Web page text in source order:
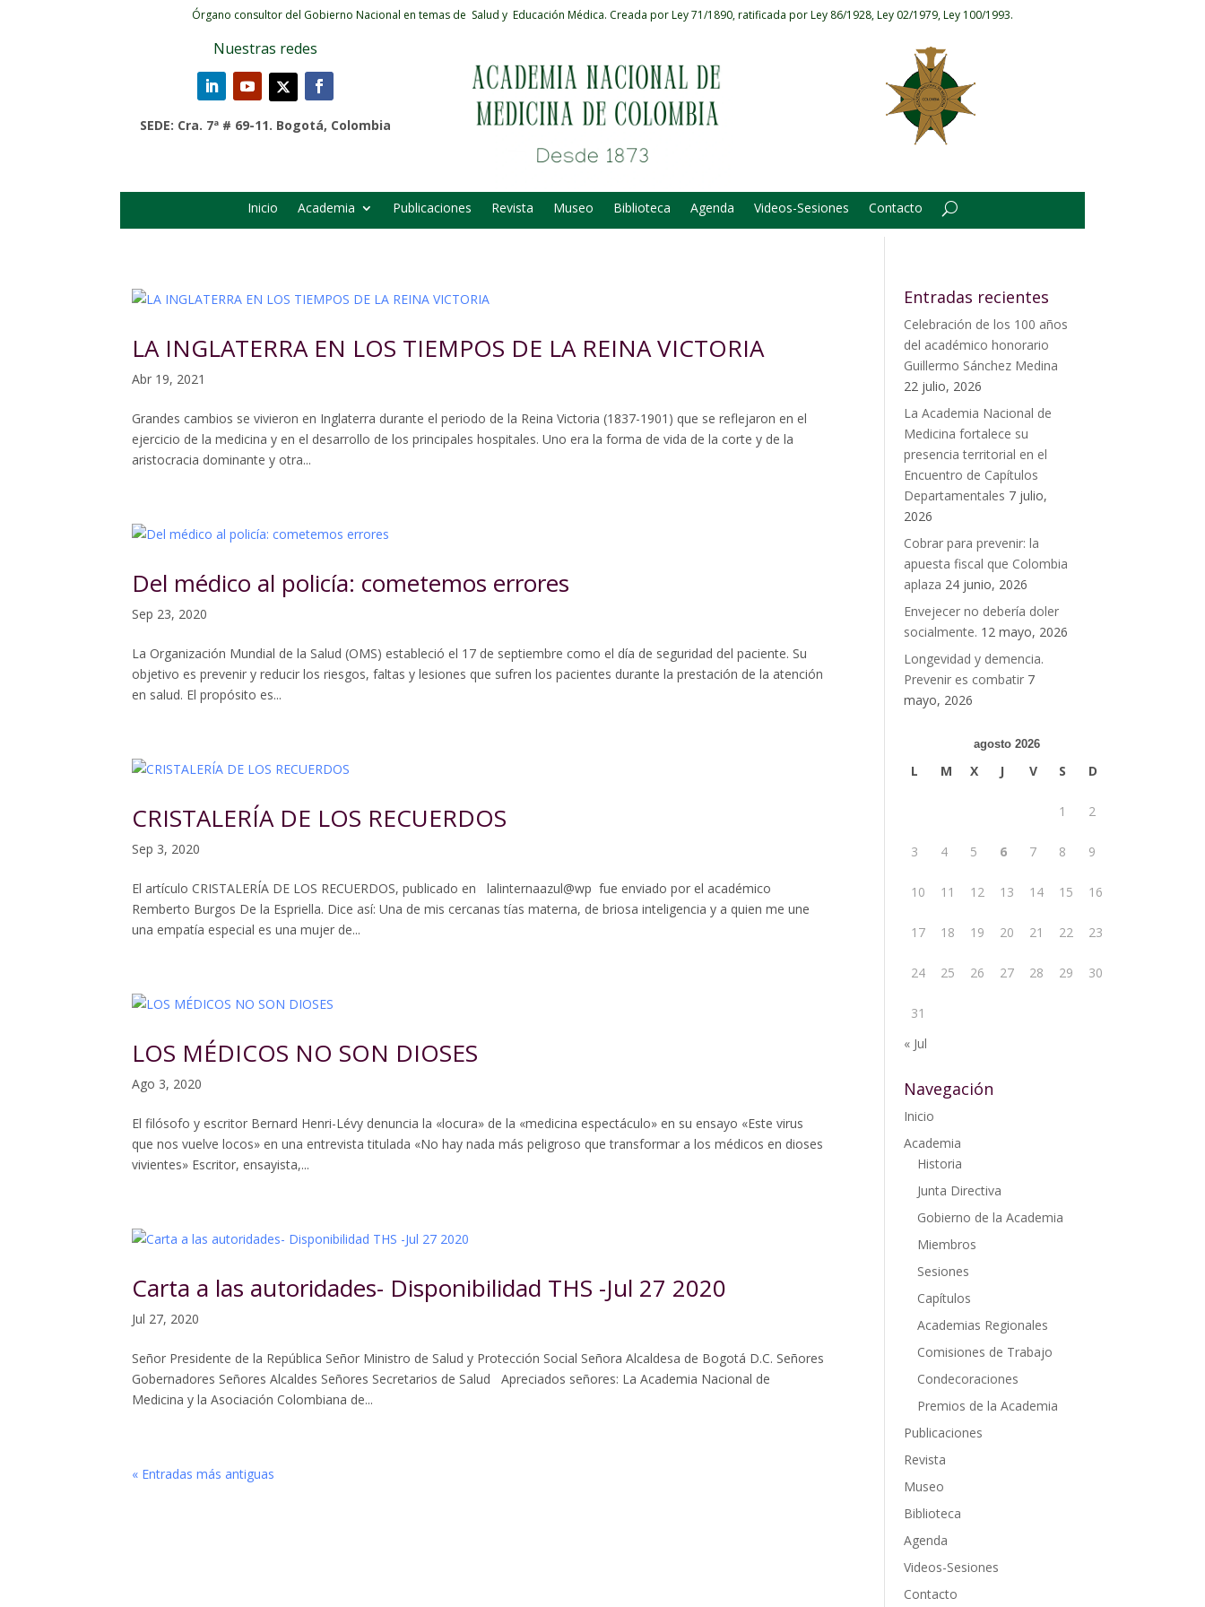
Órgano consultor del Gobierno Nacional en temas de Salud y Educación Médica. Creada por Ley 71/1890, ratificada por Ley 86/1928, Ley 02/1979, Ley 100/1993.
Nuestras redes
SEDE: Cra. 7ª # 69-11. Bogotá, Colombia
Inicio Academia Publicaciones Revista Museo Biblioteca Agenda Videos-Sesiones Contacto
LA INGLATERRA EN LOS TIEMPOS DE LA REINA VICTORIA
Abr 19, 2021
Grandes cambios se vivieron en Inglaterra durante el periodo de la Reina Victoria (1837-1901) que se reflejaron en el
ejercicio de la medicina y en el desarrollo de los principales hospitales. Uno era la forma de vida de la corte y de la
aristocracia dominante y otra...
Del médico al policía: cometemos errores
Sep 23, 2020
La Organización Mundial de la Salud (OMS) estableció el 17 de septiembre como el día de seguridad del paciente. Su
objetivo es prevenir y reducir los riesgos, faltas y lesiones que sufren los pacientes durante la prestación de la atención
en salud. El propósito es...
CRISTALERÍA DE LOS RECUERDOS
Sep 3, 2020
El artículo CRISTALERÍA DE LOS RECUERDOS, publicado en lalinternaazul@wp fue enviado por el académico
Remberto Burgos De la Espriella. Dice así: Una de mis cercanas tías materna, de briosa inteligencia y a quien me une
una empatía especial es una mujer de...
LOS MÉDICOS NO SON DIOSES
Ago 3, 2020
El filósofo y escritor Bernard Henri-Lévy denuncia la «locura» de la «medicina espectáculo» en su ensayo «Este virus
que nos vuelve locos» en una entrevista titulada «No hay nada más peligroso que transformar a los médicos en dioses
vivientes» Escritor, ensayista,...
Carta a las autoridades- Disponibilidad THS -Jul 27 2020
Jul 27, 2020
Señor Presidente de la República Señor Ministro de Salud y Protección Social Señora Alcaldesa de Bogotá D.C. Señores
Gobernadores Señores Alcaldes Señores Secretarios de Salud Apreciados señores: La Academia Nacional de
Medicina y la Asociación Colombiana de...
« Entradas más antiguas
Entradas recientes
Celebración de los 100 años
del académico honorario
Guillermo Sánchez Medina
22 julio, 2026
La Academia Nacional de
Medicina fortalece su
presencia territorial en el
Encuentro de Capítulos
Departamentales 7 julio,
2026
Cobrar para prevenir: la
apuesta fiscal que Colombia
aplaza 24 junio, 2026
Envejecer no debería doler
socialmente. 12 mayo, 2026
Longevidad y demencia.
Prevenir es combatir 7
mayo, 2026
agosto 2026
L M X J V S D
1 2
3 4 5 6 7 8 9
10 11 12 13 14 15 16
17 18 19 20 21 22 23
24 25 26 27 28 29 30
31
« Jul
Navegación
Inicio
Academia
Historia
Junta Directiva
Gobierno de la Academia
Miembros
Sesiones
Capítulos
Academias Regionales
Comisiones de Trabajo
Condecoraciones
Premios de la Academia
Publicaciones
Revista
Museo
Biblioteca
Agenda
Videos-Sesiones
Contacto